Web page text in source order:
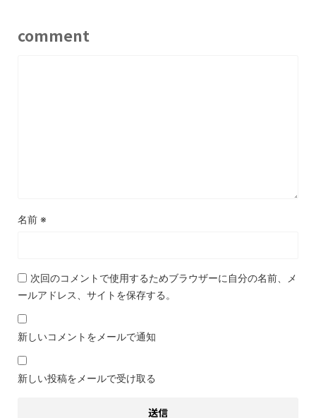
comment
名前 ※
次回のコメントで使用するためブラウザーに自分の名前、メ
ールアドレス、サイトを保存する。
新しいコメントをメールで通知
新しい投稿をメールで受け取る